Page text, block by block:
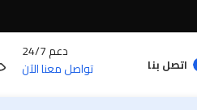
اتصل بنا
دعم 24/7
تواصل معنا الآن